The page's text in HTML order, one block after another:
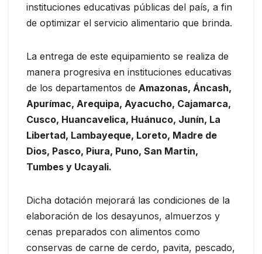
instituciones educativas públicas del país, a fin
de optimizar el servicio alimentario que brinda.
La entrega de este equipamiento se realiza de
manera progresiva en instituciones educativas
de los departamentos de Amazonas, Áncash,
Apurímac, Arequipa, Ayacucho, Cajamarca,
Cusco, Huancavelica, Huánuco, Junín, La
Libertad, Lambayeque, Loreto, Madre de
Dios, Pasco, Piura, Puno, San Martin,
Tumbes y Ucayali.
Dicha dotación mejorará las condiciones de la
elaboración de los desayunos, almuerzos y
cenas preparados con alimentos como
conservas de carne de cerdo, pavita, pescado,